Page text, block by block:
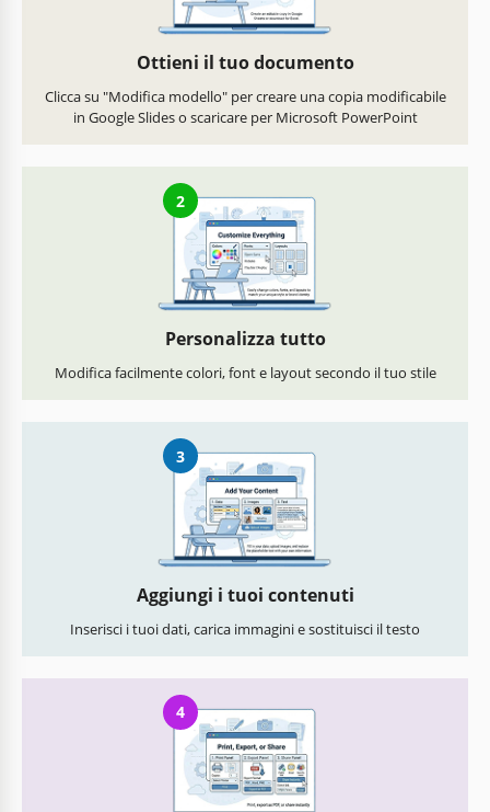
Ottieni il tuo documento
Clicca su "Modifica modello" per creare una copia modificabile
in Google Slides o scaricare per Microsoft PowerPoint
2
Personalizza tutto
Modifica facilmente colori, font e layout secondo il tuo stile
3
Aggiungi i tuoi contenuti
Inserisci i tuoi dati, carica immagini e sostituisci il testo
4